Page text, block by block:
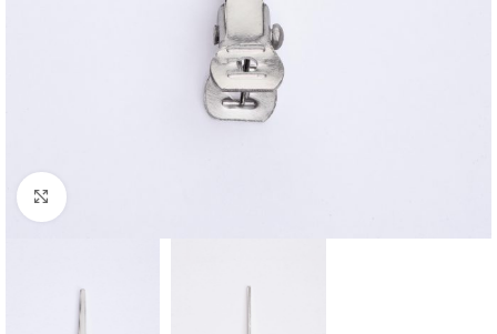
Klikni za veću sliku